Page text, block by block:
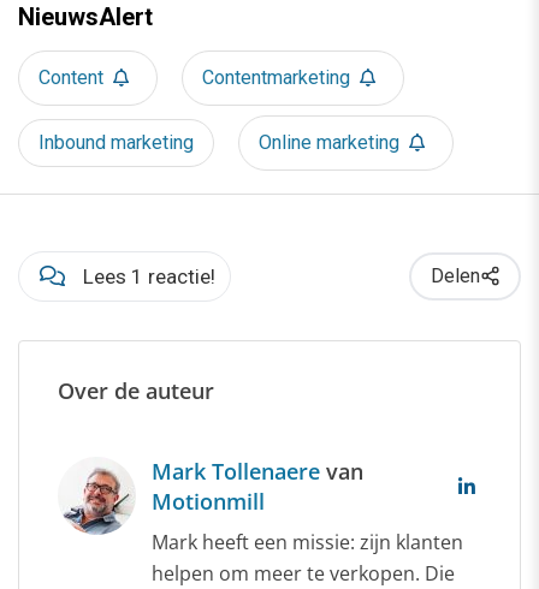
NieuwsAlert
Content Contentmarketing
Inbound marketing Online marketing
Lees 1 reactie! Delen
Over de auteur
Mark Tollenaere van
Motionmill
Mark heeft een missie: zijn klanten
helpen om meer te verkopen. Die